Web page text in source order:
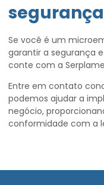
Se você é um
garantir a segurança
conte com a
Entre em contato
podemos ajudar a
negócio,
conformidade com a